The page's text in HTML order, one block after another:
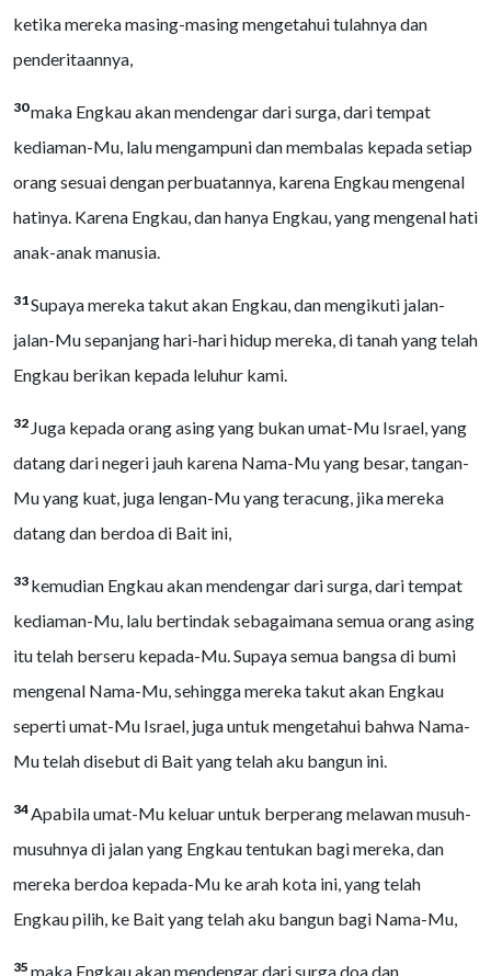
ketika mereka masing-masing mengetahui tulahnya dan
penderitaannya,
30maka Engkau akan mendengar dari surga, dari tempat
kediaman-Mu, lalu mengampuni dan membalas kepada setiap
orang sesuai dengan perbuatannya, karena Engkau mengenal
hatinya. Karena Engkau, dan hanya Engkau, yang mengenal hati
anak-anak manusia.
31Supaya mereka takut akan Engkau, dan mengikuti jalan-
jalan-Mu sepanjang hari-hari hidup mereka, di tanah yang telah
Engkau berikan kepada leluhur kami.
32 Juga kepada orang asing yang bukan umat-Mu Israel, yang
datang dari negeri jauh karena Nama-Mu yang besar, tangan-
Mu yang kuat, juga lengan-Mu yang teracung, jika mereka
datang dan berdoa di Bait ini,
33 kemudian Engkau akan mendengar dari surga, dari tempat
kediaman-Mu, lalu bertindak sebagaimana semua orang asing
itu telah berseru kepada-Mu. Supaya semua bangsa di bumi
mengenal Nama-Mu, sehingga mereka takut akan Engkau
seperti umat-Mu Israel, juga untuk mengetahui bahwa Nama-
Mu telah disebut di Bait yang telah aku bangun ini.
34Apabila umat-Mu keluar untuk berperang melawan musuh-
musuhnya di jalan yang Engkau tentukan bagi mereka, dan
mereka berdoa kepada-Mu ke arah kota ini, yang telah
Engkau pilih, ke Bait yang telah aku bangun bagi Nama-Mu,
35 maka Engkau akan mendengar dari surga doa dan